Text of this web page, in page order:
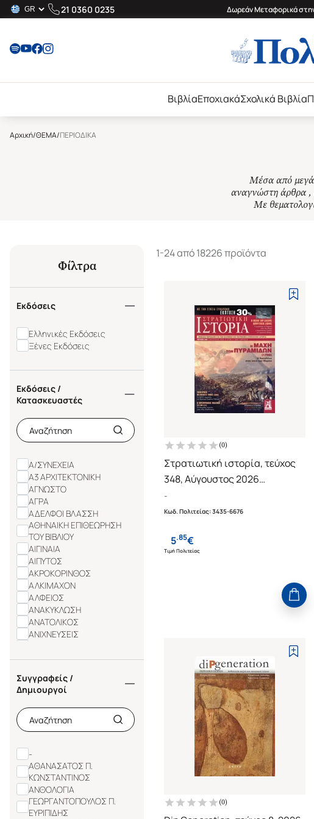
21 0360 0235 Δωρεάν Μεταφορικά
ΒιβλίαΕποχιακάΣχολικά Βιβλία
Αρχική/ΘΕΜΑ/ΠΕΡΙΟΔΙΚΑ
Μέσα από
αναγνώστη άρθρα ,
Με
Φίλτρα
Εκδόσεις
Ελληνικές Εκδόσεις
Ξένες Εκδόσεις
Εκδόσεις /
Κατασκευαστές
Α/ΣΥΝΕΧΕΙΑ
Α3 ΑΡΧΙΤΕΚΤΟΝΙΚΗ
ΑΓΝΩΣΤΟ
ΑΓΡΑ
ΑΔΕΛΦΟΙ ΒΛΑΣΣΗ
ΑΘΗΝΑΙΚΗ ΕΠΙΘΕΩΡΗΣΗ
ΤΟΥ ΒΙΒΛΙΟΥ
ΑΙΓΙΝΑΙΑ
ΑΙΠΥΤΟΣ
ΑΚΡΟΚΟΡΙΝΘΟΣ
ΑΛΚΙΜΑΧΟΝ
ΑΛΦΕΙΟΣ
ΑΝΑΚΥΚΛΩΣΗ
ΑΝΑΤΟΛΙΚΟΣ
ΑΝΙΧΝΕΥΣΕΙΣ
ΑΝΤΙ (ΠΕΡΙΟΔΙΚΟ)
ΑΝΤΙΤΕΤΡΑΔΙΑ ΤΗΣ
ΕΚΠΑΙΔΕΥΣΗΣ
ΑΠΟΠΕΙΡΑ
ΑΠΟΣΤΡΟΦΟΣ
Συγγραφείς /
Δημιουργοί
-
ΑΘΑΝΑΣΑΤΟΣ Π.
ΚΩΝΣΤΑΝΤΙΝΟΣ
ΑΝΘΟΛΟΓΙΑ
ΓΕΩΡΓΑΝΤΟΠΟΥΛΟΣ Π.
ΕΥΡΙΠΙΔΗΣ
1-24 από 18226 προϊόντα
(0)
Στρατιωτική ιστορία, τεύχος
348, Αύγουστος 2026
Η μάχη των Πυραμίδων (1798)
-
Κωδ. Πολιτείας:3435-6676
5.85€
Τιμή Πολιτείας
(0)